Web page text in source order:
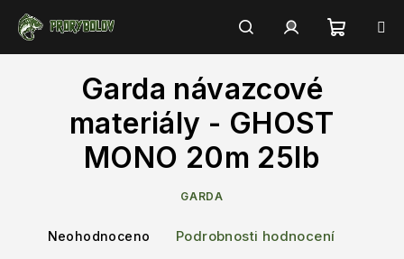
obsah
HledatPřihlášení
Garda návazcové
materiály - GHOST
MONO 20m 25lb
GARDA
hodnocení
Neohodnoceno Podrobnosti hodnocení